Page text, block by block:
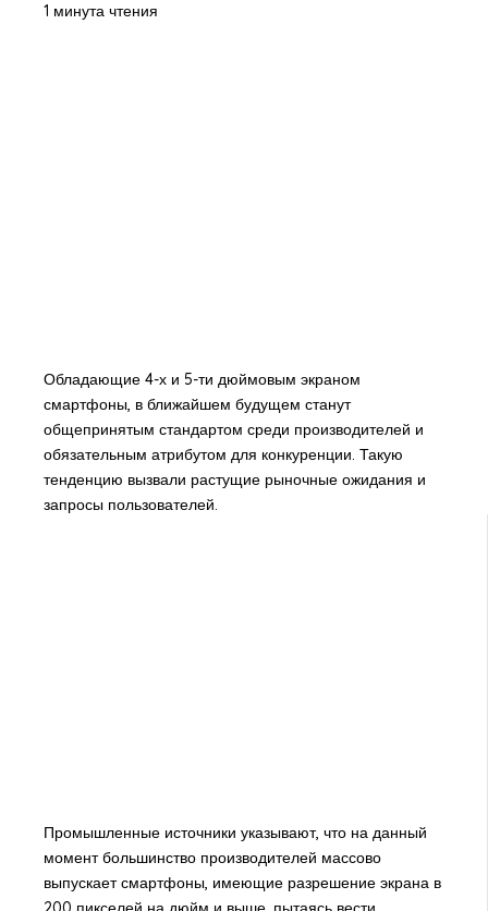
1 минута чтения
Обладающие 4-х и 5-ти дюймовым экраном
смартфоны, в ближайшем будущем станут
общепринятым стандартом среди производителей и
обязательным атрибутом для конкуренции. Такую
тенденцию вызвали растущие рыночные ожидания и
запросы пользователей.
Промышленные источники указывают, что на данный
момент большинство производителей массово
выпускает смартфоны, имеющие разрешение экрана в